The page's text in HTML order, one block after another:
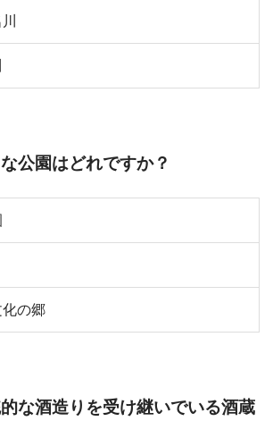
公園はどれですか？
の郷
な酒造りを受け継いでいる酒蔵